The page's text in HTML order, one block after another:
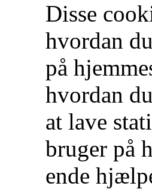
Disse
hvordan
på
hvordan
at lave
bruger på
ende